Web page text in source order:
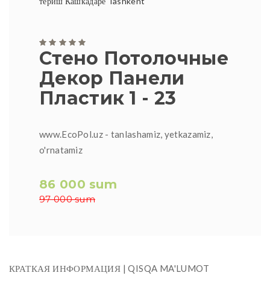
Стено Потолочные
Декор Панели
Пластик 1 - 23
www.EcoPol.uz - tanlashamiz, yetkazamiz,
o'rnatamiz
86 000 sum
97 000 sum
КРАТКАЯ ИНФОРМАЦИЯ | QISQA MA'LUMOT